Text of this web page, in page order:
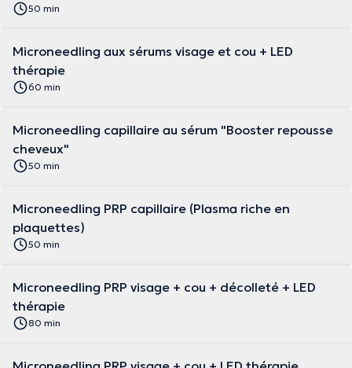
50 min
Microneedling aux sérums visage et cou + LED
thérapie
60 min
Microneedling capillaire au sérum "Booster repousse
cheveux"
50 min
Microneedling PRP capillaire (Plasma riche en
plaquettes)
50 min
Microneedling PRP visage + cou + décolleté + LED
thérapie
80 min